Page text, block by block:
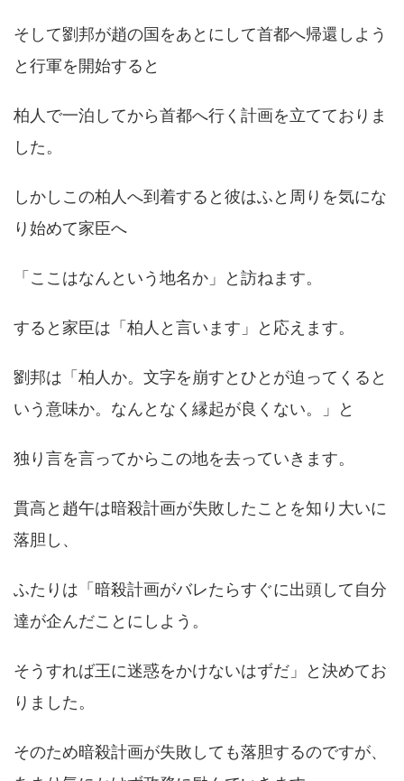
そして劉邦が趙の国をあとにして首都へ帰還しよう
と行軍を開始すると
柏人で一泊してから首都へ行く計画を立てておりま
した。
しかしこの柏人へ到着すると彼はふと周りを気にな
り始めて家臣へ
「ここはなんという地名か」と訪ねます。
すると家臣は「柏人と言います」と応えます。
劉邦は「柏人か。文字を崩すとひとが迫ってくると
いう意味か。なんとなく縁起が良くない。」と
独り言を言ってからこの地を去っていきます。
貫高と趙午は暗殺計画が失敗したことを知り大いに
落胆し、
ふたりは「暗殺計画がバレたらすぐに出頭して自分
達が企んだことにしよう。
そうすれば王に迷惑をかけないはずだ」と決めてお
りました。
そのため暗殺計画が失敗しても落胆するのですが、